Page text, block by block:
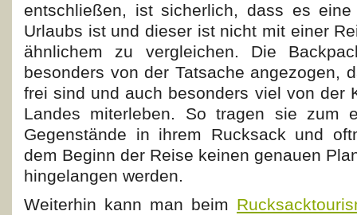
entschließen, ist sicherlich, dass es
Urlaubs ist und dieser ist nicht mit einer
ähnlichem zu vergleichen. Die
besonders von der Tatsache angezogen,
frei sind und auch besonders viel von der
Landes miterleben. So tragen sie zum
Gegenstände in ihrem Rucksack und
dem Beginn der Reise keinen genauen
hingelangen werden.
Weiterhin kann man beim